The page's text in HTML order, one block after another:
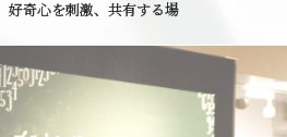
好奇心を刺激、共有する場